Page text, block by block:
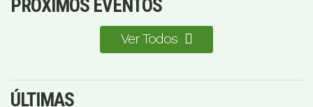
PRÓXIMOS EVENTOS
Ver Todos
ÚLTIMAS